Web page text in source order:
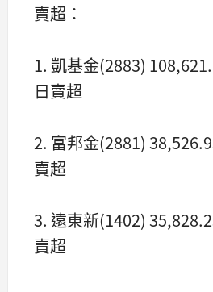
賣超：
1. 凱基金(2883)
日賣超
2. 富邦金(2881)
賣超
3. 遠東新(1402)
賣超